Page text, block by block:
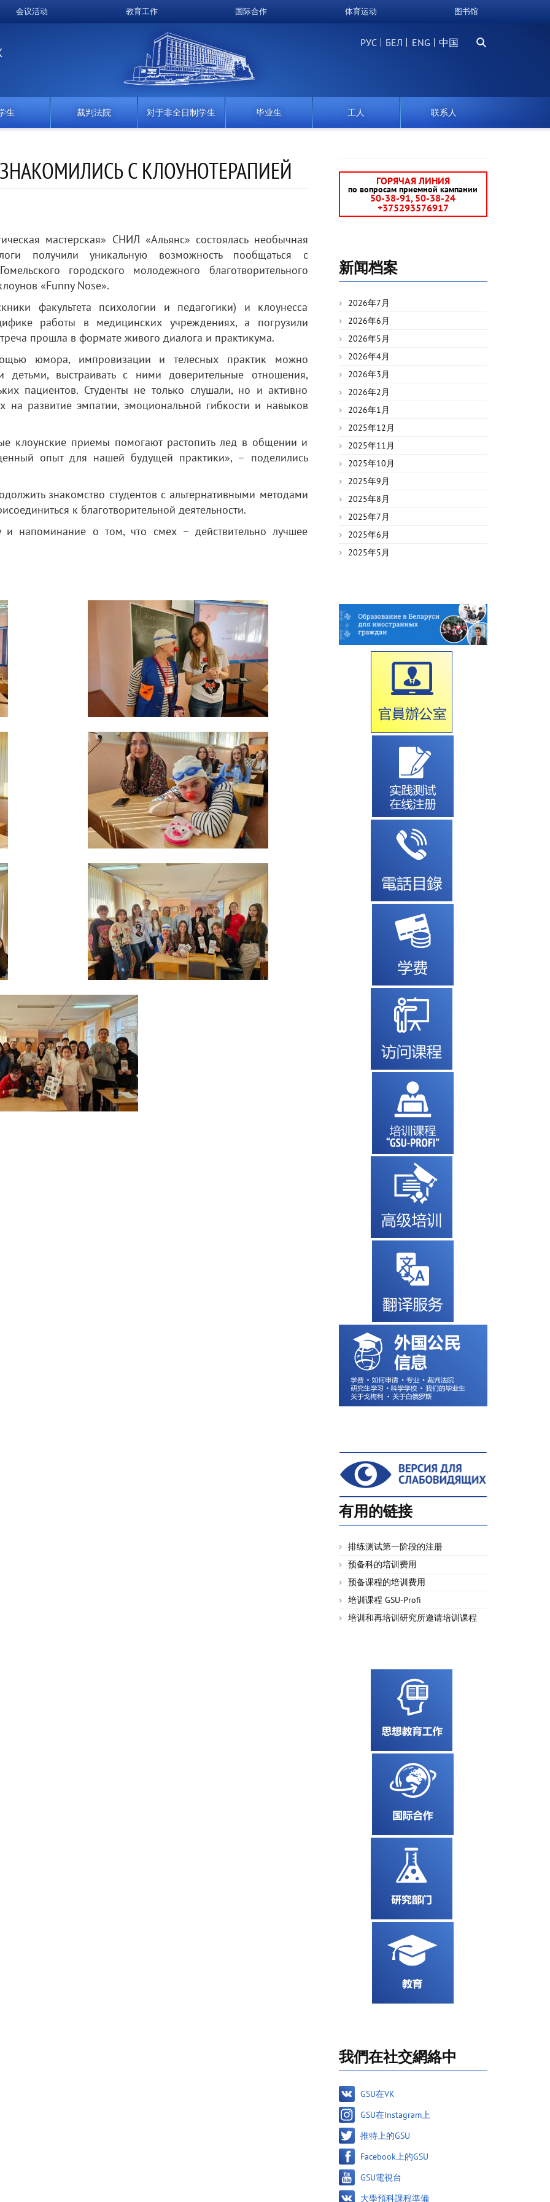
会议活动 教育工作 国际合作 体育运动 图书馆
РУС БЕЛ 中国
搜
生 裁判法院 对于非全日制学生 毕业生 工人 联系人
С КЛОУНОТЕРАПИЕЙ
мастерская» СНИЛ «Альянс» состоялась необычная
получили уникальную возможность пообщаться с
городского молодежного благотворительного
«Funny Nose».
факультета психологии и педагогики) и клоунесса
работы в медицинских учреждениях, а погрузили
прошла в формате живого диалога и практикума.
юмора, импровизации и телесных практик можно
детьми, выстраивать с ними доверительные отношения,
пациентов. Студенты не только слушали, но и активно
на развитие эмпатии, эмоциональной гибкости и навыков
клоунские приемы помогают растопить лед в общении и
опыт для нашей будущей практики», – поделились
знакомство студентов с альтернативными методами
к благотворительной деятельности.
и напоминание о том, что смех – действительно лучшее
ГОРЯЧАЯ ЛИНИЯ
по вопросам приемной кампании
50-38-91, 50-38-24
+375293576917
新闻档案
2026年7月
2026年6月
2026年5月
2026年4月
2026年3月
2026年2月
2026年1月
2025年12月
2025年11月
2025年10月
2025年9月
2025年8月
2025年7月
2025年6月
2025年5月
有用的链接
排练测试第一阶段的注册
预备科的培训费用
预备课程的培训费用
培训课程 GSU-Profi
培训和再培训研究所邀请培训课程
我們在社交網絡中
GSU在VK
GSU在Instagram上
推特上的GSU
Facebook上的GSU
GSU電視台
大學預科課程準備